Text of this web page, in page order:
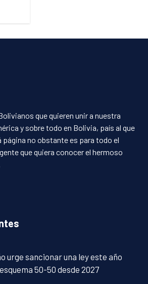
que quieren unir a nuestra
y sobre todo en Bolivia, país al que
no obstante es para todo el
que quiera conocer el hermoso
urge sancionar una ley este año
50-50 desde 2027